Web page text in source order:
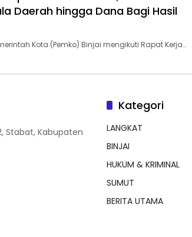
Daerah hingga Dana Bagi Hasil
Kota (Pemko) Binjai mengikuti Rapat Kerja…
Stabat, Kabupaten
Kategori
LANGKAT
BINJAI
HUKUM & KRIMINAL
SUMUT
BERITA UTAMA